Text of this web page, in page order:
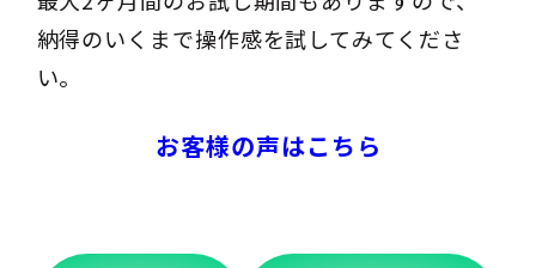
納得のいくまで操作感を試してみてくださ
い。
お客様の声はこちら